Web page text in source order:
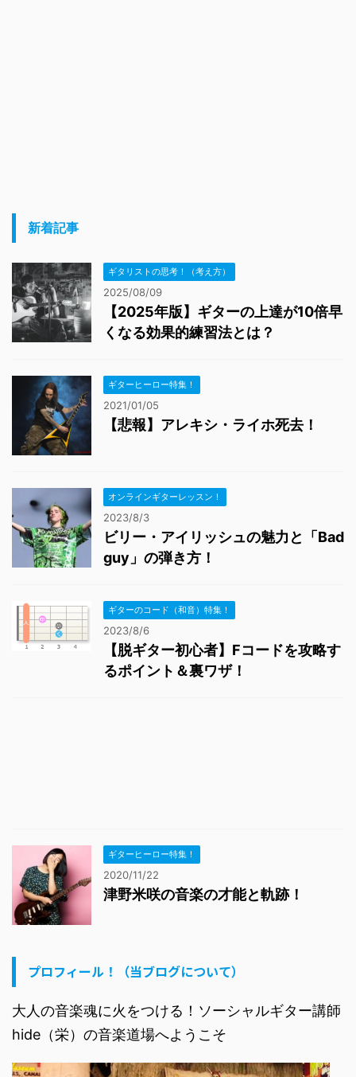
新着記事
ギタリストの思考！（考え方）
2025/08/09
【2025年版】ギターの上達が10倍早
くなる効果的練習法とは？
ギターヒーロー特集！
2021/01/05
【悲報】アレキシ・ライホ死去！
オンラインギターレッスン！
2023/8/3
ビリー・アイリッシュの魅力と「Bad
guy」の弾き方！
ギターのコード（和音）特集！
2023/8/6
【脱ギター初心者】Fコードを攻略す
るポイント＆裏ワザ！
ギターヒーロー特集！
2020/11/22
津野米咲の音楽の才能と軌跡！
プロフィール！（当ブログについて）
大人の音楽魂に火をつける！ソーシャルギター講師
hide（栄）の音楽道場へようこそ